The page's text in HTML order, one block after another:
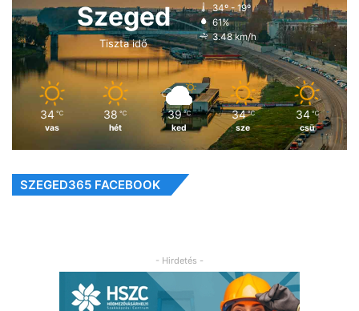
Szeged
Tiszta idő
34º - 19º
61%
3.48 km/h
34 ℃
vas
38 ℃
hét
39 ℃
ked
34 ℃
sze
34 ℃
csü
SZEGED365 FACEBOOK
- Hirdetés -